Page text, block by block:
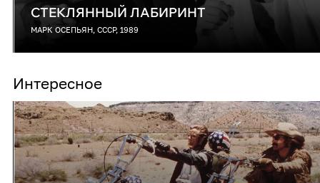
СТЕКЛЯННЫЙ ЛАБИРИНТ
МАРК ОСЕПЬЯН, СССР, 1989
Интересное